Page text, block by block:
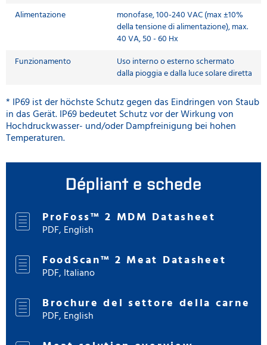
Alimentazione
monofase, 100-240 VAC (max ±10%
della tensione di alimentazione), max.
40 VA, 50 - 60 Hx
Funzionamento
Uso interno o esterno schermato
dalla pioggia e dalla luce solare diretta
* IP69 ist der höchste Schutz gegen das Eindringen von Staub
in das Gerät. IP69 bedeutet Schutz vor der Wirkung von
Hochdruckwasser- und/oder Dampfreinigung bei hohen
Temperaturen.
Dépliant e schede
ProFoss™ 2 MDM Datasheet
PDF, English
FoodScan™ 2 Meat Datasheet
PDF, Italiano
Brochure del settore della carne
PDF, English